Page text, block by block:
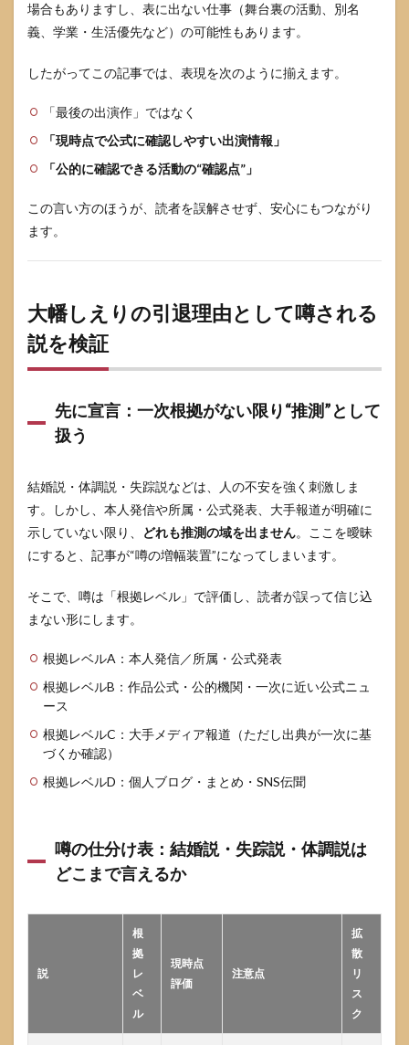
場合もありますし、表に出ない仕事（舞台裏の活動、別名
義、学業・生活優先など）の可能性もあります。
したがってこの記事では、表現を次のように揃えます。
「最後の出演作」ではなく
「現時点で公式に確認しやすい出演情報」
「公的に確認できる活動の“確認点”」
この言い方のほうが、読者を誤解させず、安心にもつながり
ます。
大幡しえりの引退理由として噂される
説を検証
先に宣言：一次根拠がない限り“推測”として
扱う
結婚説・体調説・失踪説などは、人の不安を強く刺激しま
す。しかし、本人発信や所属・公式発表、大手報道が明確に
示していない限り、
どれも推測の域を出ません。ここを曖昧
にすると、記事が“噂の増幅装置”になってしまいます。
そこで、噂は「根拠レベル」で評価し、読者が誤って信じ込
まない形にします。
根拠レベルA：本人発信／所属・公式発表
根拠レベルB：作品公式・公的機関・一次に近い公式ニュ
ース
根拠レベルC：大手メディア報道（ただし出典が一次に基
づくか確認）
根拠レベルD：個人ブログ・まとめ・SNS伝聞
噂の仕分け表：結婚説・失踪説・体調説は
どこまで言えるか
説
根
拠
レ
ベ
ル
現時点
評価
注意点
拡
散
リ
ス
ク